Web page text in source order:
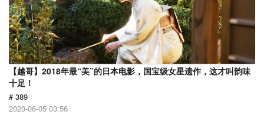
【越哥】2018年最“美”的日本电影，国宝级女星遗作，这才叫韵味
十足！
# 389
2020-06-05 03:56